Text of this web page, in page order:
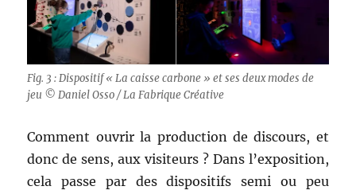
Fig. 3 : Dispositif « La caisse carbone » et ses deux modes de
jeu © Daniel Osso / La Fabrique Créative
Comment ouvrir la production de discours, et
donc de sens, aux visiteurs ? Dans l’exposition,
cela passe par des dispositifs semi ou peu